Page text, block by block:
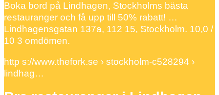
Boka bord på Lindhagen, Stockholms bästa
restauranger och få upp till 50% rabatt! …
Lindhagensgatan 137a, 112 15, Stockholm. 10,0 /
10 3 omdömen.
http s://www.thefork.se › stockholm-c528294 ›
lindhag…